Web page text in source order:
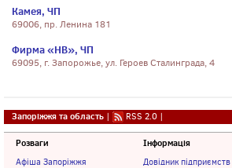
Камея, ЧП
69006, пр. Ленина 181
Фирма «НВ», ЧП
69095, г. Запорожье, ул. Героев Сталинграда, 4
Запоріжжя та область | RSS 2.0 |
Розваги
Афіша Запоріжжя
Інформація
Довідник підприємств